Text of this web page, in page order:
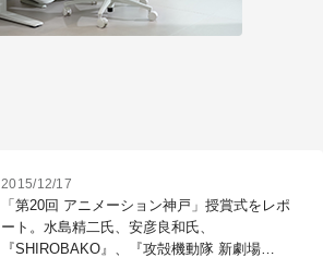
2015/12/17
「第20回 アニメーション神戸」授賞式をレポ
ート。水島精二氏、安彦良和氏、
『SHIROBAKO』、『攻殻機動隊 新劇場